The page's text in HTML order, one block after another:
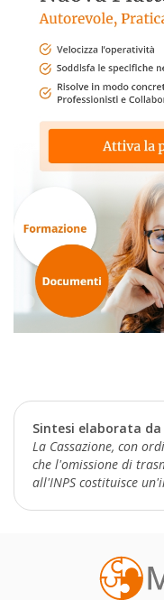
Sintesi elaborata
La Cassazione, con
che l'omissione di
all'INPS costituisce